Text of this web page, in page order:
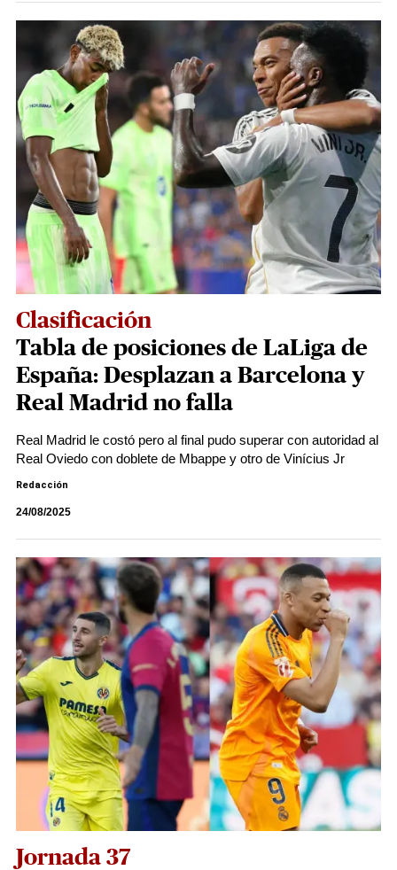
Clasificación
Tabla de posiciones de LaLiga de
España: Desplazan a Barcelona y
Real Madrid no falla
Real Madrid le costó pero al final pudo superar con autoridad al
Real Oviedo con doblete de Mbappe y otro de Vinícius Jr
Redacción
24/08/2025
Jornada 37